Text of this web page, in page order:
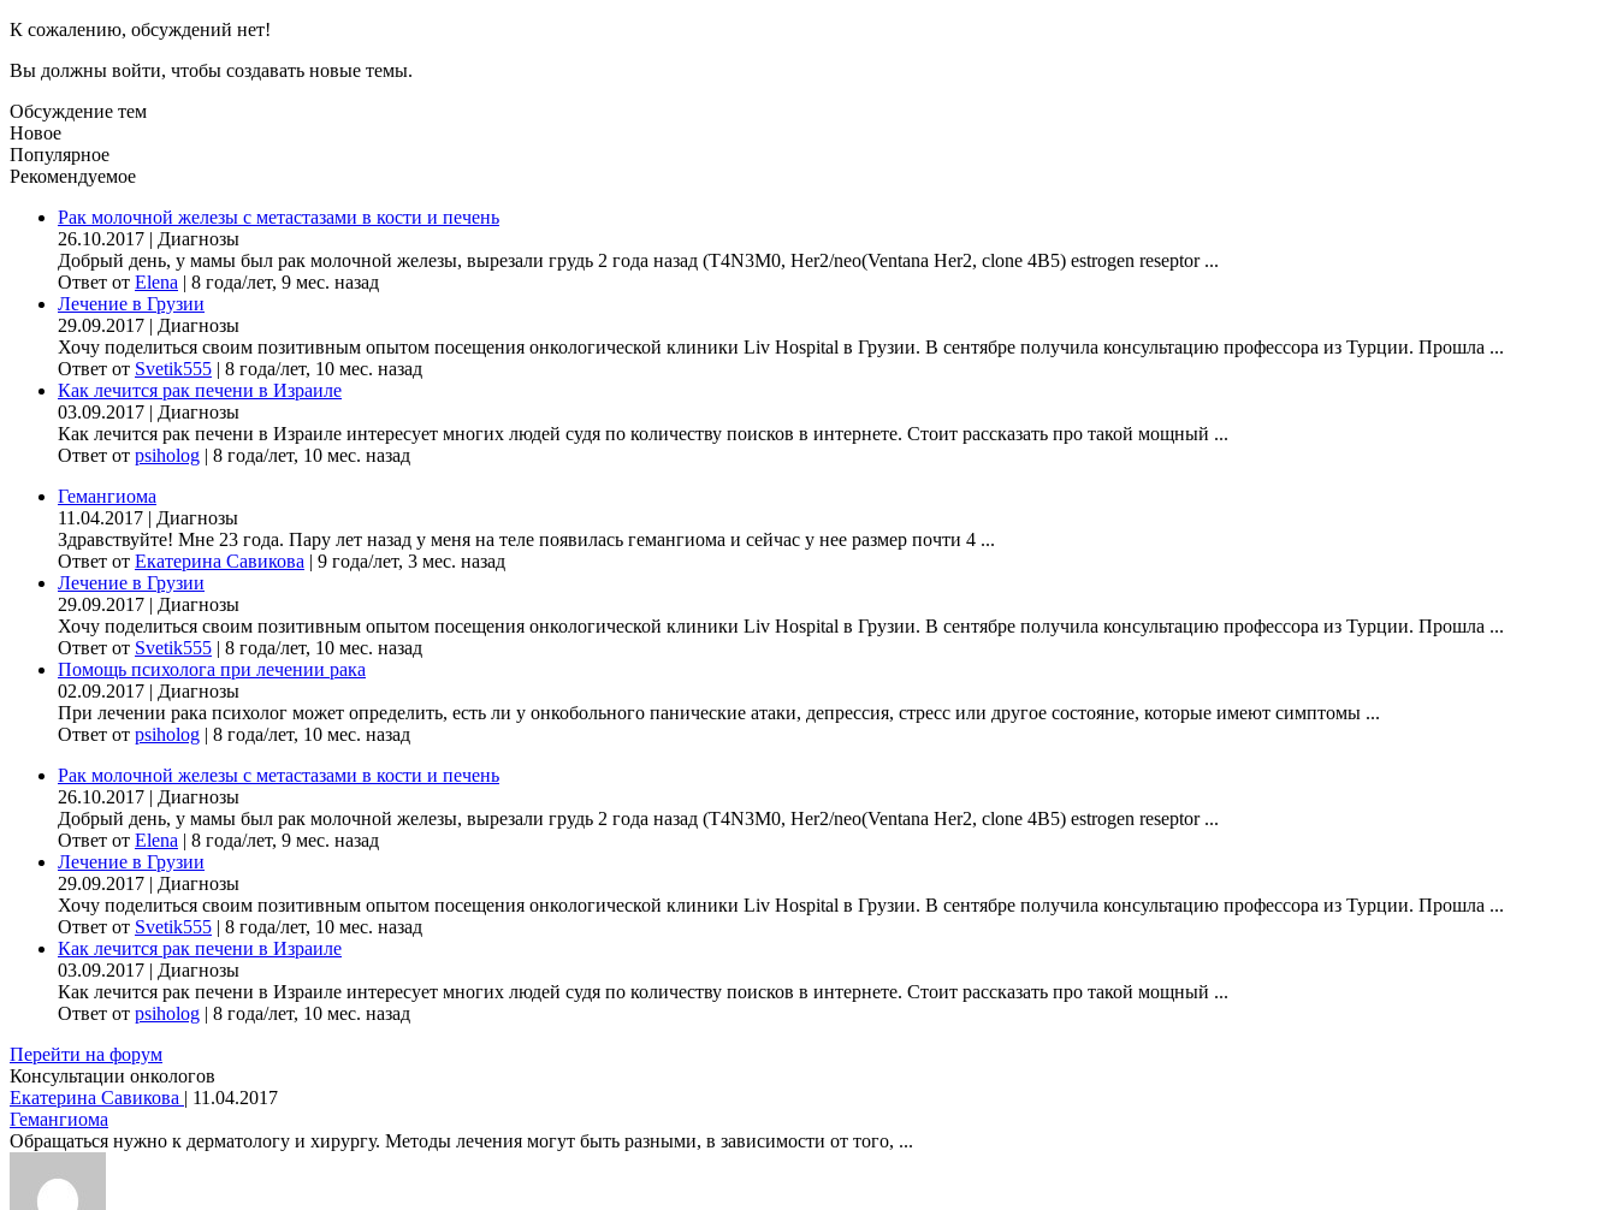
К сожалению, обсуждений нет!
Вы должны войти, чтобы создавать новые темы.
Обсуждение тем
Новое
Популярное
Рекомендуемое
Рак молочной железы с метастазами в кости и печень
26.10.2017 | Диагнозы
Добрый день, у мамы был рак молочной железы, вырезали грудь 2 года назад (Т4N3M0, Her2/neo(Ventana Her2, clone 4B5) estrogen reseptor ...
Ответ от Elena | 8 года/лет, 9 мес. назад
Лечение в Грузии
29.09.2017 | Диагнозы
Хочу поделиться своим позитивным опытом посещения онкологической клиники Liv Hospital в Грузии. В сентябре получила консультацию профессора из Турции. Прошла ...
Ответ от Svetik555 | 8 года/лет, 10 мес. назад
Как лечится рак печени в Израиле
03.09.2017 | Диагнозы
Как лечится рак печени в Израиле интересует многих людей судя по количеству поисков в интернете. Стоит рассказать про такой мощный ...
Ответ от psiholog | 8 года/лет, 10 мес. назад
Гемангиома
11.04.2017 | Диагнозы
Здравствуйте! Мне 23 года. Пару лет назад у меня на теле появилась гемангиома и сейчас у нее размер почти 4 ...
Ответ от Екатерина Савикова | 9 года/лет, 3 мес. назад
Лечение в Грузии
29.09.2017 | Диагнозы
Хочу поделиться своим позитивным опытом посещения онкологической клиники Liv Hospital в Грузии. В сентябре получила консультацию профессора из Турции. Прошла ...
Ответ от Svetik555 | 8 года/лет, 10 мес. назад
Помощь психолога при лечении рака
02.09.2017 | Диагнозы
При лечении рака психолог может определить, есть ли у онкобольного панические атаки, депрессия, стресс или другое состояние, которые имеют симптомы ...
Ответ от psiholog | 8 года/лет, 10 мес. назад
Рак молочной железы с метастазами в кости и печень
26.10.2017 | Диагнозы
Добрый день, у мамы был рак молочной железы, вырезали грудь 2 года назад (Т4N3M0, Her2/neo(Ventana Her2, clone 4B5) estrogen reseptor ...
Ответ от Elena | 8 года/лет, 9 мес. назад
Лечение в Грузии
29.09.2017 | Диагнозы
Хочу поделиться своим позитивным опытом посещения онкологической клиники Liv Hospital в Грузии. В сентябре получила консультацию профессора из Турции. Прошла ...
Ответ от Svetik555 | 8 года/лет, 10 мес. назад
Как лечится рак печени в Израиле
03.09.2017 | Диагнозы
Как лечится рак печени в Израиле интересует многих людей судя по количеству поисков в интернете. Стоит рассказать про такой мощный ...
Ответ от psiholog | 8 года/лет, 10 мес. назад
Перейти на форум
Консультации онкологов
Екатерина Савикова | 11.04.2017
Гемангиома
Обращаться нужно к дерматологу и хирургу. Методы лечения могут быть разными, в зависимости от того, ...